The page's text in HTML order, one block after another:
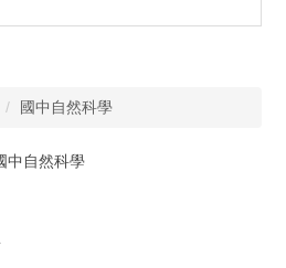
國中自然科學
中自然科學